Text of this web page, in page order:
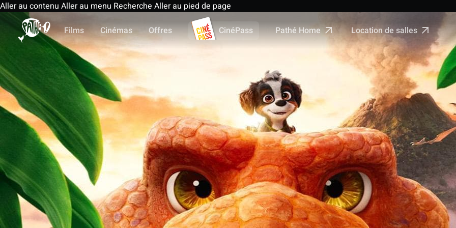
Aller au contenu Aller au menu Recherche Aller au pied de page
Films
Cinémas Offres CinéPass Pathé Home Location de salles